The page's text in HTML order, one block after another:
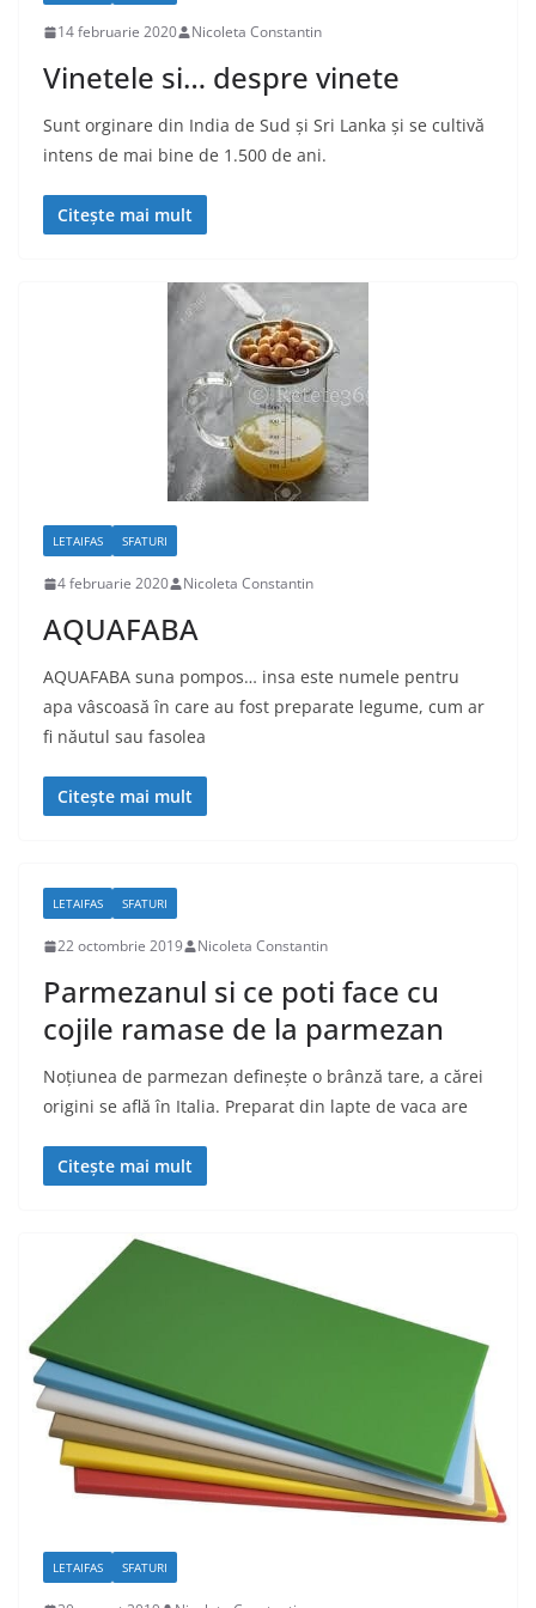
14 februarie 2020 Nicoleta Constantin
Vinetele si… despre vinete
Sunt orginare din India de Sud și Sri Lanka și se cultivă
intens de mai bine de 1.500 de ani.
Citește mai mult
LETAIFAS SFATURI
4 februarie 2020 Nicoleta Constantin
AQUAFABA
AQUAFABA suna pompos… insa este numele pentru
apa vâscoasă în care au fost preparate legume, cum ar
fi năutul sau fasolea
Citește mai mult
LETAIFAS SFATURI
22 octombrie 2019 Nicoleta Constantin
Parmezanul si ce poti face cu
cojile ramase de la parmezan
Noțiunea de parmezan definește o brânză tare, a cărei
origini se află în Italia. Preparat din lapte de vaca are
Citește mai mult
LETAIFAS SFATURI